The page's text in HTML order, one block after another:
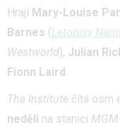
Hrají Mary-Louise
Barnes (Letopisy
Westworld), Julian
Fionn Laird .
The Institute čítá osm
neděli na stanici